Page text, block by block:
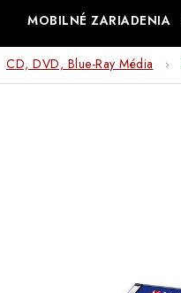
MOBILNÉ ZARIADENIA
CD, DVD, Blue-Ray Média